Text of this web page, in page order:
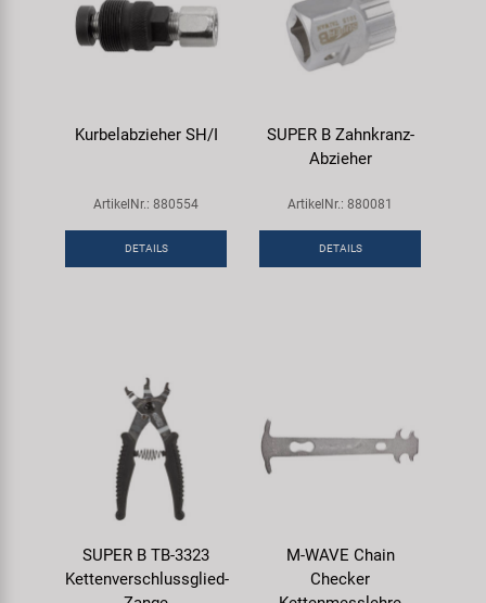
Kurbelabzieher SH/I
ArtikelNr.: 880554
DETAILS
SUPER B Zahnkranz-
Abzieher
ArtikelNr.: 880081
DETAILS
SUPER B TB-3323
Kettenverschlussglied-
M-WAVE Chain
Checker